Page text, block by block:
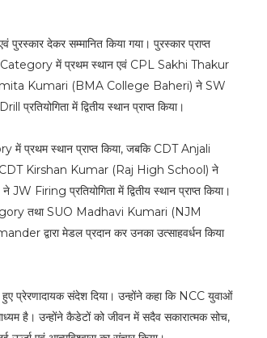
देकर सम्मानित किया गया। पुरस्कार प्राप्त
में प्रथम स्थान एवं CPL Sakhi Thakur
Kumari (BMA College Baheri) ने SW
में द्वितीय स्थान प्राप्त किया।
स्थान प्राप्त किया, जबकि CDT Anjali
CDT Kirshan Kumar (Raj High School) ने
प्रतियोगिता में द्वितीय स्थान प्राप्त किया।
तथा SUO Madhavi Kumari (NJM
द्वारा मेडल प्रदान कर उनका उत्साहवर्धन किया
संदेश दिया। उन्होंने कहा कि NCC युवाओं
है। उन्होंने कैडेटों को जीवन में सदैव सकारात्मक सोच,